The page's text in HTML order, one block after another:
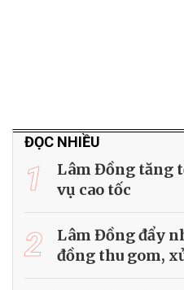
ĐỌC NHIỀU
1
Lâm Đồng tăng
vụ cao tốc
2
Lâm Đồng đẩy
đồng thu gom,